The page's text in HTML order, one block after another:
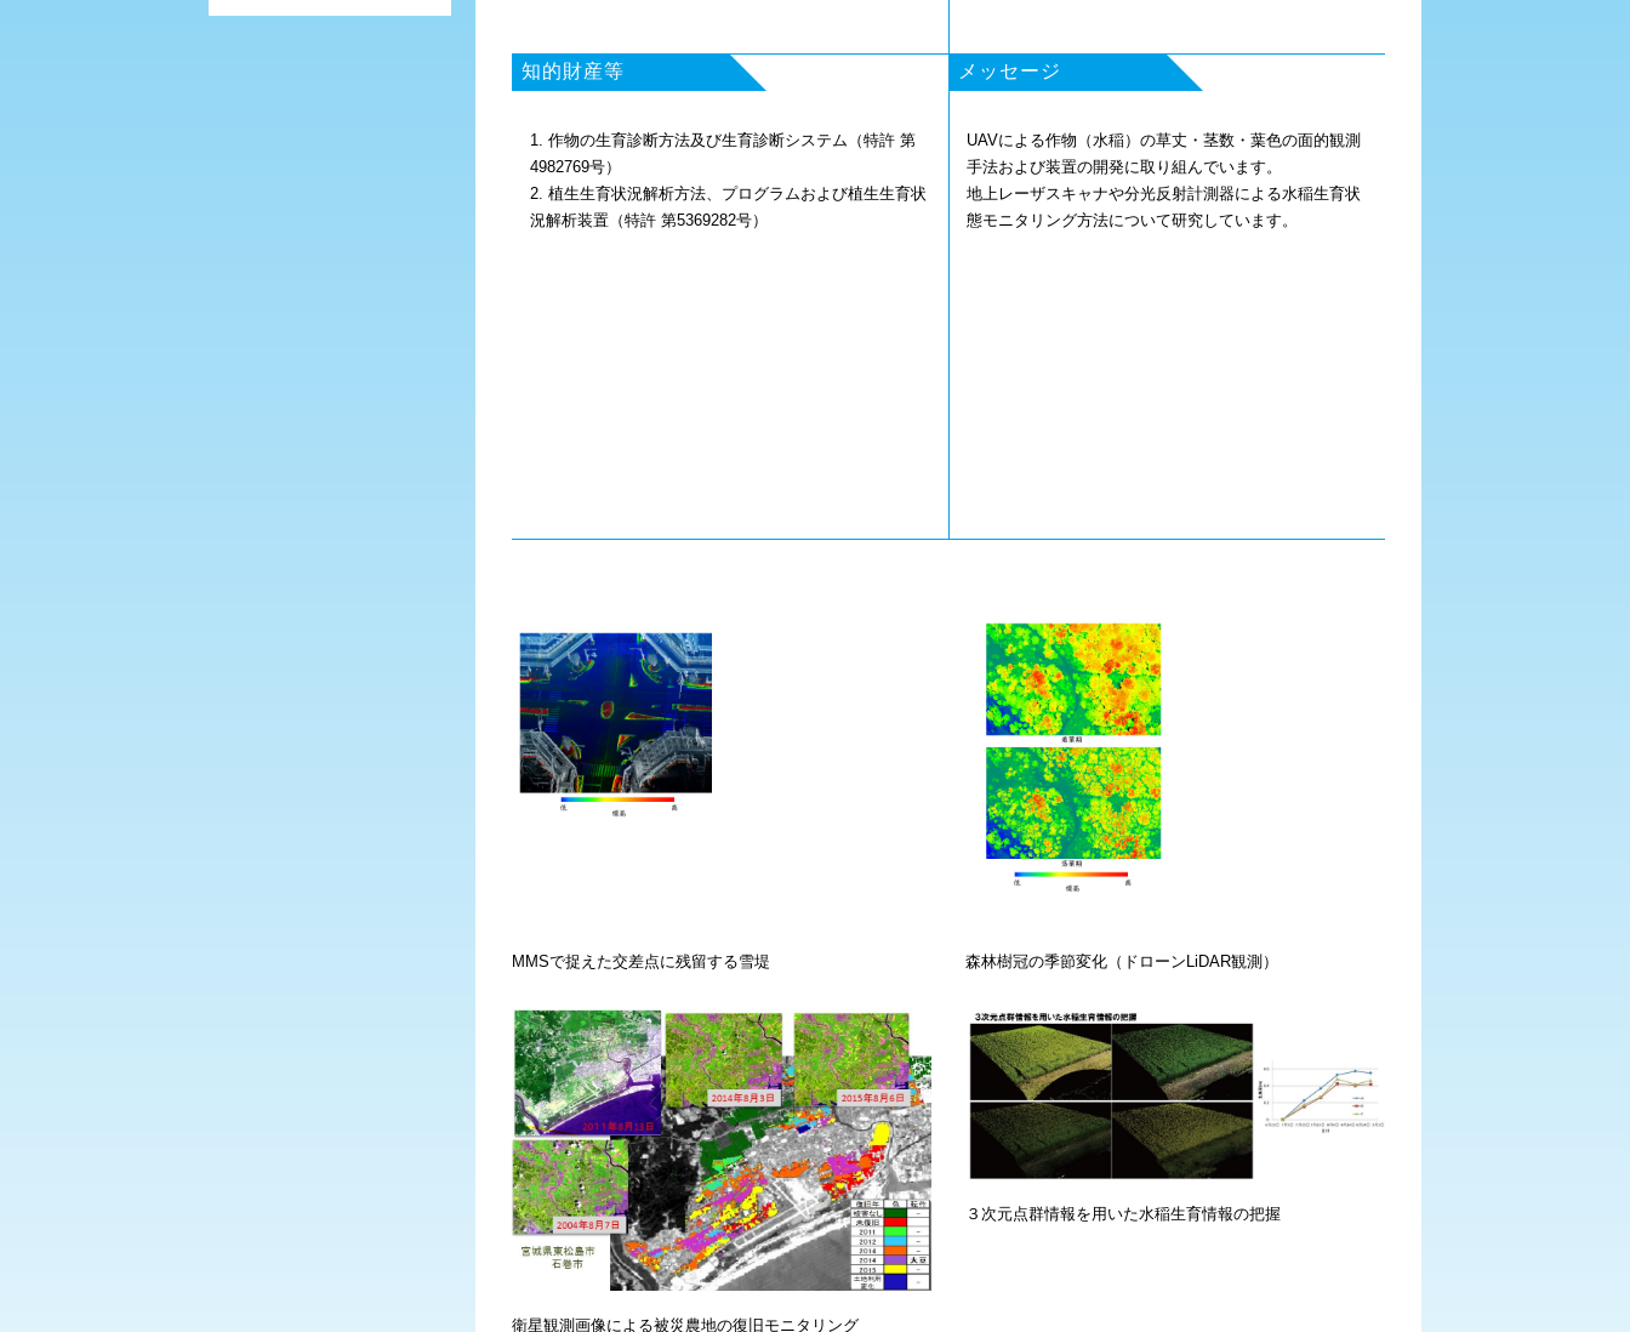
知的財産等
1. 作物の生育診断方法及び生育診断システム（特許 第
4982769号）
2. 植生生育状況解析方法、プログラムおよび植生生育状
況解析装置（特許 第5369282号）
メッセージ
UAVによる作物（水稲）の草丈・茎数・葉色の面的観測
手法および装置の開発に取り組んでいます。
地上レーザスキャナや分光反射計測器による水稲生育状
態モニタリング方法について研究しています。
MMSで捉えた交差点に残留する雪堤 森林樹冠の季節変化（ドローンLiDAR観測）
衛星観測画像による被災農地の復旧モニタリング
３次元点群情報を用いた水稲生育情報の把握